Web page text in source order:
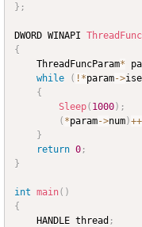
} ;
DWORD WINAPI ThreadFunc
{
	ThreadFuncParam
*
while
( ! *param->
{
Sleep( 1000) ;
( *param->num)++
}
return 0 ;
}
int main( )
{
	HANDLE thread
;